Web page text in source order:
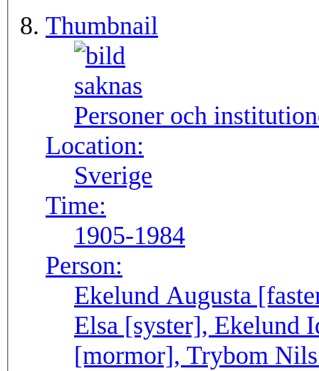
Thumbnail
Personer och
Location:
Sverige
Time:
1905-1984
Person:
Ekelund Augusta
Elsa [syster], Ekelund
[mormor], Trybom